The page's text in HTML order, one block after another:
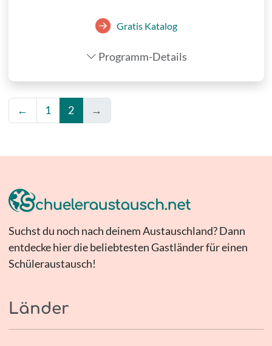
Gratis Katalog
Programm-Details
← 1 2 →
Suchst du noch nach deinem Austauschland? Dann
entdecke hier die beliebtesten Gastländer für einen
Schüleraustausch!
Länder